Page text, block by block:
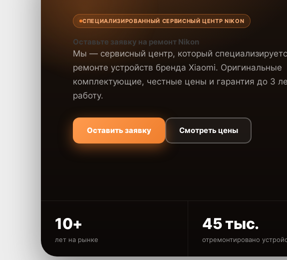
СПЕЦИАЛИЗИРОВАННЫЙ СЕРВИСНЫЙ ЦЕНТР NIKON
Оставьте заявку на ремонт Nikon
Мы — сервисный центр, который
ремонте устройств бренда Xiaomi. Оригинальные
комплектующие, честные цены и гарантия до 3
работу.
Оставить заявку Смотреть цены
10+
лет на рынке
45 тыс.
отремонтировано